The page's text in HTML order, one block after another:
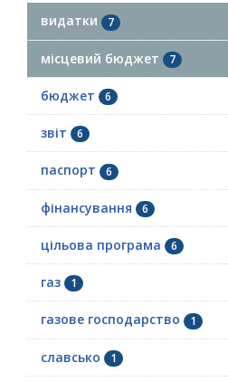
видатки 7
місцевий бюджет 7
бюджет 6
звіт 6
паспорт 6
фінансування 6
цільова програма 6
газ 1
газове господарство 1
славсько 1